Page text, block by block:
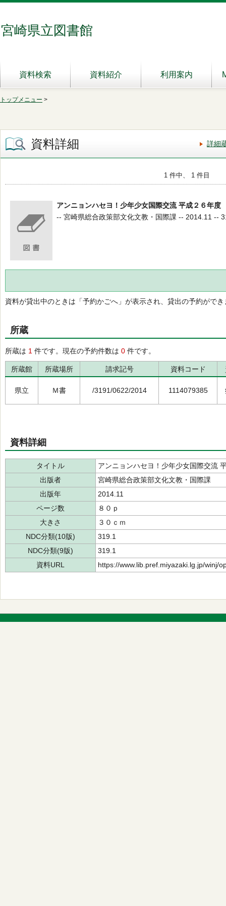
宮崎県立図書館
資料検索 資料紹介 利用案内
トップメニュー >
資料詳細 詳細
1 件中、 1 件目
アンニョンハセヨ！少年少女国際交流 平成２６年度
-- 宮崎県総合政策部文化文教・国際課 -- 2014.11 --
資料が貸出中のときは「予約かごへ」が表示され、貸出の予約ができ
所蔵
所蔵は 1 件です。現在の予約件数は 0 件です。
所蔵館 所蔵場所 請求記号 資料コード
県立 Ｍ書 /3191/0622/2014 1114079385
資料詳細
タイトル
アンニョンハセヨ！少年少女国際交流
出版者
宮崎県総合政策部文化文教・国際課
出版年
2014.11
ページ数
８０ｐ
大きさ
３０ｃｍ
NDC分類(10版)
319.1
NDC分類(9版)
319.1
資料URL
https://www.lib.pref.miyazaki.lg.jp/winj/